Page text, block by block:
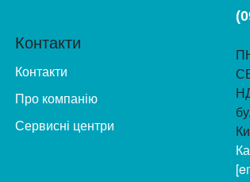
Контакти
Контакти
Про компанію
Сервисні центри